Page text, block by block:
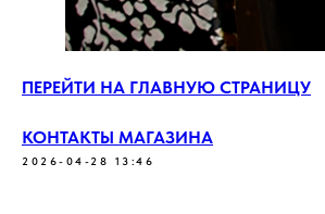
ПЕРЕЙТИ НА ГЛАВНУЮ СТРАНИЦУ
КОНТАКТЫ МАГАЗИНА
2026-04-28 13:46